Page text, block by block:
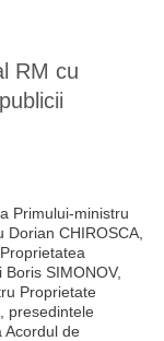
RM cu
Primului-ministru
CHIROSCA,
SIMONOV,
Proprietate
presedintele
Acordul de